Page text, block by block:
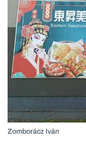
Zomborácz Iván